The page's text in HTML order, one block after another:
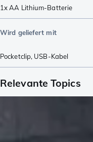
1x AA Lithium-Batterie
Wird geliefert mit
Pocketclip, USB-Kabel
Relevante Topics